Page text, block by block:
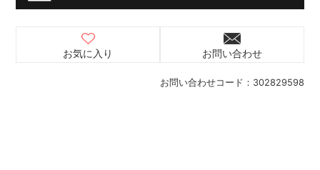
お問い合わせコード： 302829598
お気に入り お問い合わせ